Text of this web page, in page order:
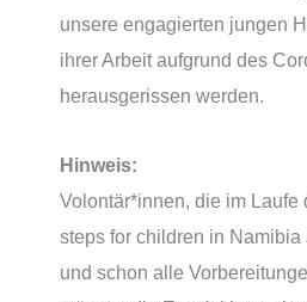
unsere engagierten jungen
ihrer Arbeit aufgrund des
herausgerissen werden.
Hinweis:
Volontär*innen, die im Laufe
steps for children in
und schon alle